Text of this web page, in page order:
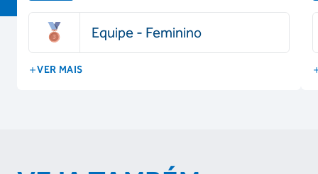
Equipe - Feminino
VER MAIS